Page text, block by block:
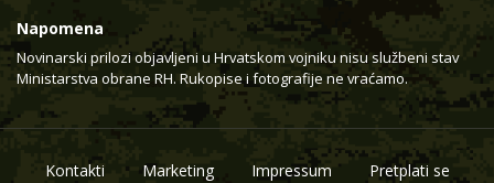
Napomena
Novinarski prilozi objavljeni u Hrvatskom vojniku nisu službeni stav
Ministarstva obrane RH. Rukopise i fotografije ne vraćamo.
Kontakti Marketing Impressum
Pretplati se